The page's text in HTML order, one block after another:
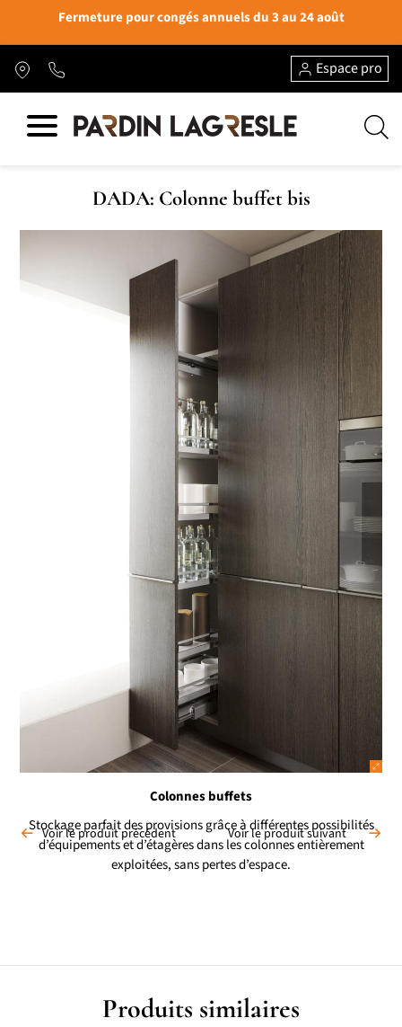
Fermeture pour congés annuels du 3 au 24 août
Espace pro
Voir le produit précédent Voir le produit suivant
DADA: Colonne buffet bis
Colonnes buffets
Stockage parfait des provisions grâce à différentes possibilités
d’équipements et d’étagères dans les colonnes entièrement
exploitées, sans pertes d’espace.
Produits similaires